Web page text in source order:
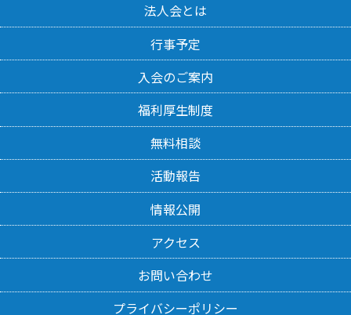
法人会とは
行事予定
入会のご案内
福利厚生制度
無料相談
活動報告
情報公開
アクセス
お問い合わせ
プライバシーポリシー